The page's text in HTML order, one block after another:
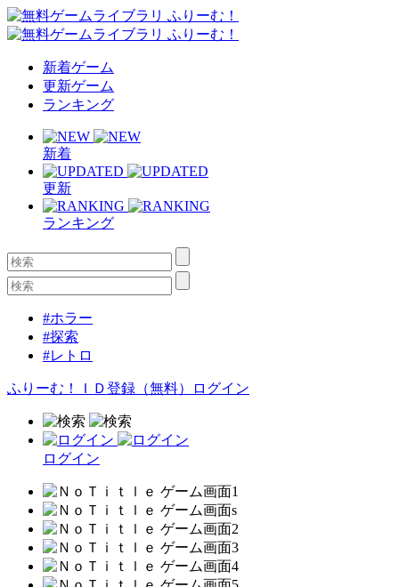
新着ゲーム
更新ゲーム
ランキング
新着
更新
ランキング
#ホラー
#探索
#レトロ
ふりーむ！ＩＤ登録（無料） ログイン
ログイン